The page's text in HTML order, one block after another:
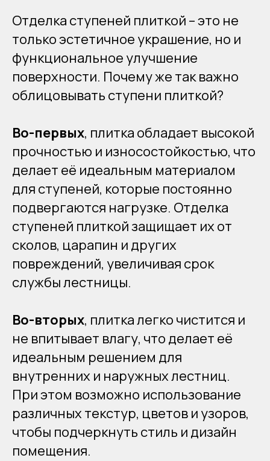
Отделка ступеней плиткой – это не
только эстетичное украшение, но и
функциональное улучшение
поверхности. Почему же так важно
облицовывать ступени плиткой?
Во-первых, плитка обладает высокой
прочностью и износостойкостью, что
делает её идеальным материалом
для ступеней, которые постоянно
подвергаются нагрузке. Отделка
ступеней плиткой защищает их от
сколов, царапин и других
повреждений, увеличивая срок
службы лестницы.
Во-вторых, плитка легко чистится и
не впитывает влагу, что делает её
идеальным решением для
внутренних и наружных лестниц.
При этом возможно использование
различных текстур, цветов и узоров,
чтобы подчеркнуть стиль и дизайн
помещения.